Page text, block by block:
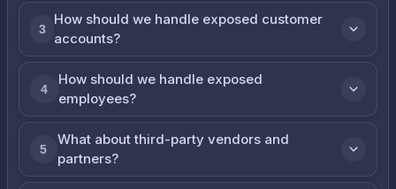
3
How should we handle exposed customer
accounts?
4
How should we handle exposed
employees?
5
What about third-party vendors and
partners?